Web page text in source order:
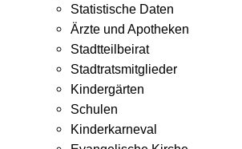
Statistische Daten
Ärzte und Apotheken
Stadtteilbeirat
Stadtratsmitglieder
Kindergärten
Schulen
Kinderkarneval